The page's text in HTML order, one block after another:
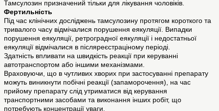
Тамсулозин призначений тільки для лікування чоловіків.
Фертильність
Під час клінічних досліджень тамсулозину протягом короткого та
тривалого часу відмічалися порушення еякуляції. Випадки
порушення еякуляції, ретроградної еякуляції і недостатньої
еякуляції відмічалися в післяреєстраціному періоді.
Здатність впливати на швидкість реакції при керуванні
автотранспортом або іншими механізмами.
Враховуючи, що в чутливих хворих при застосуванні препарату
можуть виникнути побічні реакції (запаморочення), на час
прийому препарату слід утриматися від керування
транспортними засобами та виконання інших робіт, що
потребують концентрації уваги.